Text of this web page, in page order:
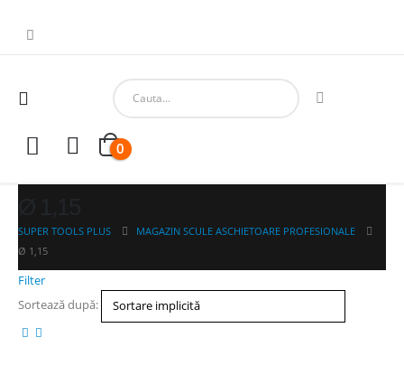
0
SUPER TOOLS PLUS
MAGAZIN SCULE ASCHIETOARE PROFESIONALE
Ø 1,15
Filter
Sortează după: